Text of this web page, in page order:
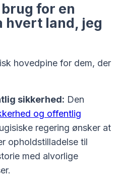
for en
land, jeg
hovedpine for dem, der
sikkerhed: Den
og offentlig
regering ønsker at
opholdstilladelse til
med alvorlige